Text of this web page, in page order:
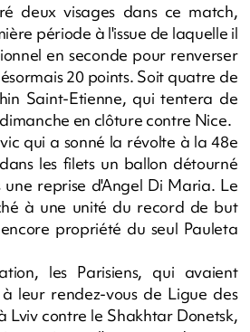
deux visages dans ce match,
période à l'issue de laquelle il
en seconde pour renverser
20 points. Soit quatre de
Saint-Etienne, qui tentera de
en clôture contre Nice.
qui a sonné la révolte à la 48e
les filets un ballon détourné
une reprise d'Angel Di Maria. Le
à une unité du record de but
propriété du seul Pauleta
les Parisiens, qui avaient
leur rendez-vous de Ligue des
Lviv contre le Shakhtar Donetsk,